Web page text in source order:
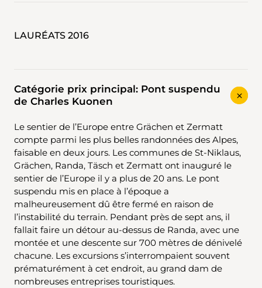
LAURÉATS 2016
Catégorie prix principal: Pont suspendu
de Charles Kuonen
Le sentier de l’Europe entre Grächen et Zermatt
compte parmi les plus belles randonnées des Alpes,
faisable en deux jours. Les communes de St-Niklaus,
Grächen, Randa, Täsch et Zermatt ont inauguré le
sentier de l’Europe il y a plus de 20 ans. Le pont
suspendu mis en place à l’époque a
malheureusement dû être fermé en raison de
l’instabilité du terrain. Pendant près de sept ans, il
fallait faire un détour au-dessus de Randa, avec une
montée et une descente sur 700 mètres de dénivelé
chacune. Les excursions s’interrompaient souvent
prématurément à cet endroit, au grand dam de
nombreuses entreprises touristiques.